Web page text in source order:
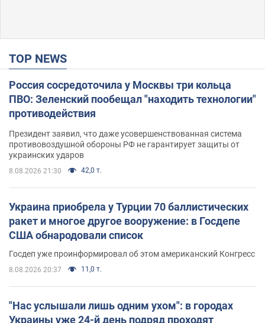
TOP NEWS
Россия сосредоточила у Москвы три кольца
ПВО: Зеленский пообещал "находить технологии"
противодействия
Президент заявил, что даже усовершенствованная система
противовоздушной обороны РФ не гарантирует защиты от
украинских ударов
8.08.2026 21:30 42,0 т.
Украина приобрела у Турции 70 баллистических
ракет и многое другое вооружение: в Госдепе
США обнародовали список
Госдеп уже проинформировал об этом американский Конгресс
8.08.2026 20:37 11,0 т.
"Нас услышали лишь одним ухом": в городах
Украины уже 24-й день подряд проходят